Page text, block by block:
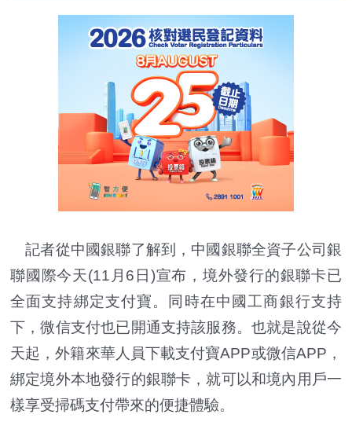
記者從中國銀聯了解到，中國銀聯全資子公司銀
聯國際今天(11月6日)宣布，境外發行的銀聯卡已
全面支持綁定支付寶。同時在中國工商銀行支持
下，微信支付也已開通支持該服務。也就是說從今
天起，外籍來華人員下載支付寶APP或微信APP，
綁定境外本地發行的銀聯卡，就可以和境內用戶一
樣享受掃碼支付帶來的便捷體驗。